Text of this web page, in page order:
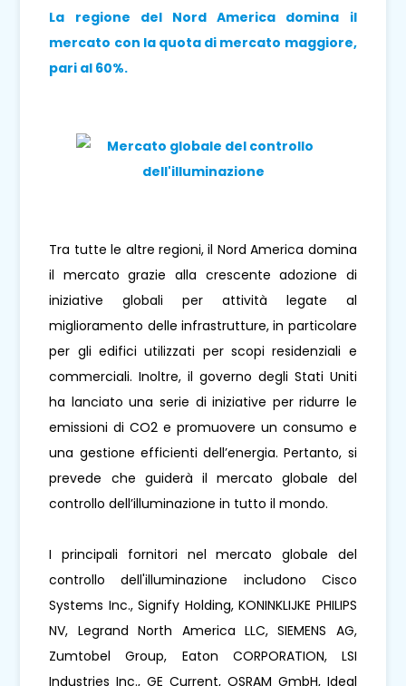
La regione del Nord America domina il
mercato con la quota di mercato maggiore,
pari al 60%.
Tra tutte le altre regioni, il Nord America domina
il mercato grazie alla crescente adozione di
iniziative globali per attività legate al
miglioramento delle infrastrutture, in particolare
per gli edifici utilizzati per scopi residenziali e
commerciali. Inoltre, il governo degli Stati Uniti
ha lanciato una serie di iniziative per ridurre le
emissioni di CO2 e promuovere un consumo e
una gestione efficienti dell’energia. Pertanto, si
prevede che guiderà il mercato globale del
controllo dell’illuminazione in tutto il mondo.
I principali fornitori nel mercato globale del
controllo dell'illuminazione includono Cisco
Systems Inc., Signify Holding, KONINKLIJKE PHILIPS
NV, Legrand North America LLC, SIEMENS AG,
Zumtobel Group, Eaton CORPORATION, LSI
Industries Inc., GE Current, OSRAM GmbH, Ideal